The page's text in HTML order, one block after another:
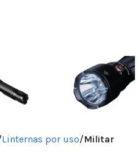
Linternas por uso Militar